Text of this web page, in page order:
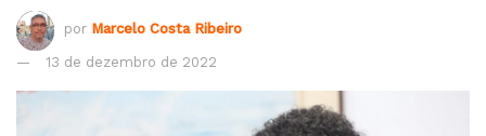
por Marcelo Costa Ribeiro
13 de dezembro de 2022